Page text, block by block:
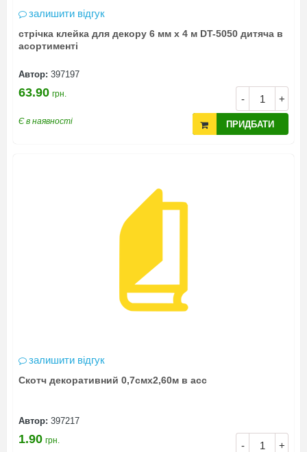
залишити відгук
стрічка клейка для декору 6 мм х 4 м DT-5050 дитяча в
асортименті
Автор: 397197
- +
63.90 грн.
Є в наявності ПРИДБАТИ
залишити відгук
Скотч декоративний 0,7смх2,60м в асс
Автор: 397217
- +
1.90 грн.